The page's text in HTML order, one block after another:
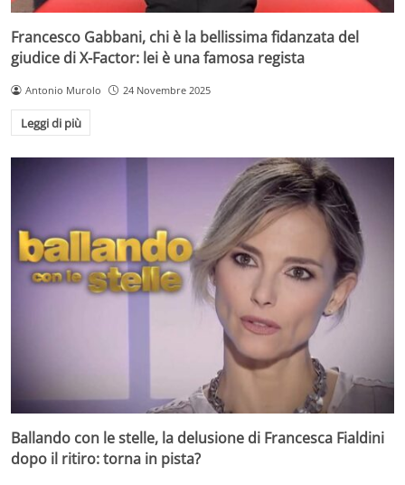
Francesco Gabbani, chi è la bellissima fidanzata del
giudice di X-Factor: lei è una famosa regista
Antonio Murolo 24 Novembre 2025
Leggi di più
Ballando con le stelle, la delusione di Francesca Fialdini
dopo il ritiro: torna in pista?